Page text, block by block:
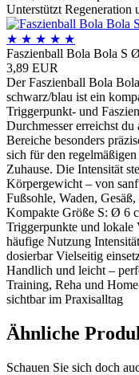
Unterstützt Regeneration
★ ★ ★ ★ ★
Faszienball Bola Bola S
3,89 EUR
Der Faszienball Bola
schwarz/blau ist ein
Triggerpunkt- und
Durchmesser erreichst
Bereiche besonders
sich für den
Zuhause. Die Intensität
Körpergewicht – von
Fußsohle, Waden,
Kompakte Größe S: Ø 6
Triggerpunkte und lokale
häufige Nutzung
dosierbar Vielseitig
Handlich und leicht –
Training, Reha und
sichtbar im Praxisalltag
Ähnliche
Schauen Sie sich doch